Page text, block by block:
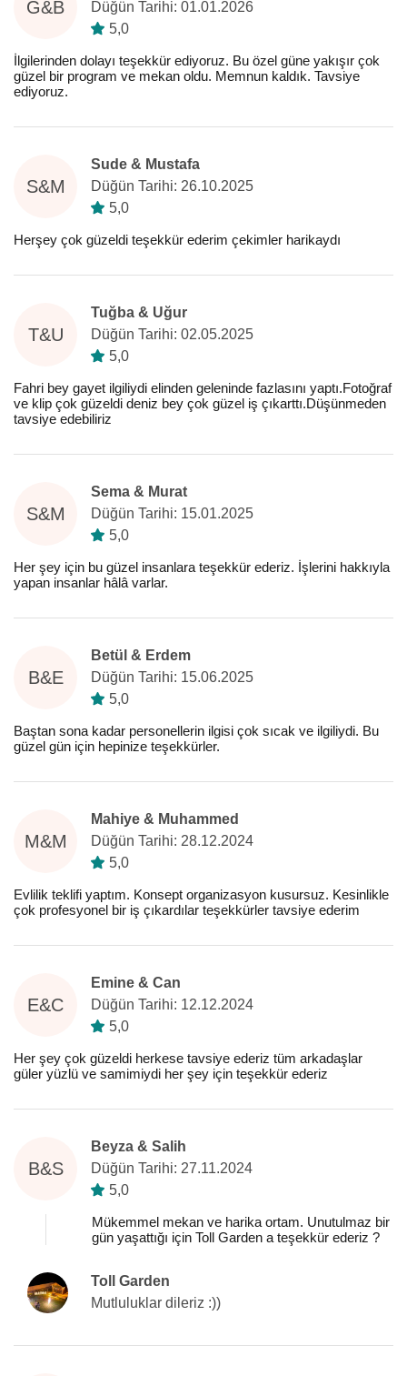
G&B
Düğün Tarihi: 01.01.2026
5,0
İlgilerinden dolayı teşekkür ediyoruz. Bu özel güne yakışır çok
güzel bir program ve mekan oldu. Memnun kaldık. Tavsiye
ediyoruz.
S&M
Sude & Mustafa
Düğün Tarihi: 26.10.2025
5,0
Herşey çok güzeldi teşekkür ederim çekimler harikaydı
T&U
Tuğba & Uğur
Düğün Tarihi: 02.05.2025
5,0
Fahri bey gayet ilgiliydi elinden geleninde fazlasını yaptı.Fotoğraf
ve klip çok güzeldi deniz bey çok güzel iş çıkarttı.Düşünmeden
tavsiye edebiliriz
S&M
Sema & Murat
Düğün Tarihi: 15.01.2025
5,0
Her şey için bu güzel insanlara teşekkür ederiz. İşlerini hakkıyla
yapan insanlar hâlâ varlar.
B&E
Betül & Erdem
Düğün Tarihi: 15.06.2025
5,0
Baştan sona kadar personellerin ilgisi çok sıcak ve ilgiliydi. Bu
güzel gün için hepinize teşekkürler.
M&M
Mahiye & Muhammed
Düğün Tarihi: 28.12.2024
5,0
Evlilik teklifi yaptım. Konsept organizasyon kusursuz. Kesinlikle
çok profesyonel bir iş çıkardılar teşekkürler tavsiye ederim
E&C
Emine & Can
Düğün Tarihi: 12.12.2024
5,0
Her şey çok güzeldi herkese tavsiye ederiz tüm arkadaşlar
güler yüzlü ve samimiydi her şey için teşekkür ederiz
B&S
Beyza & Salih
Düğün Tarihi: 27.11.2024
5,0
Mükemmel mekan ve harika ortam. Unutulmaz bir
gün yaşattığı için Toll Garden a teşekkür ederiz ?
Toll Garden
Mutluluklar dileriz :))